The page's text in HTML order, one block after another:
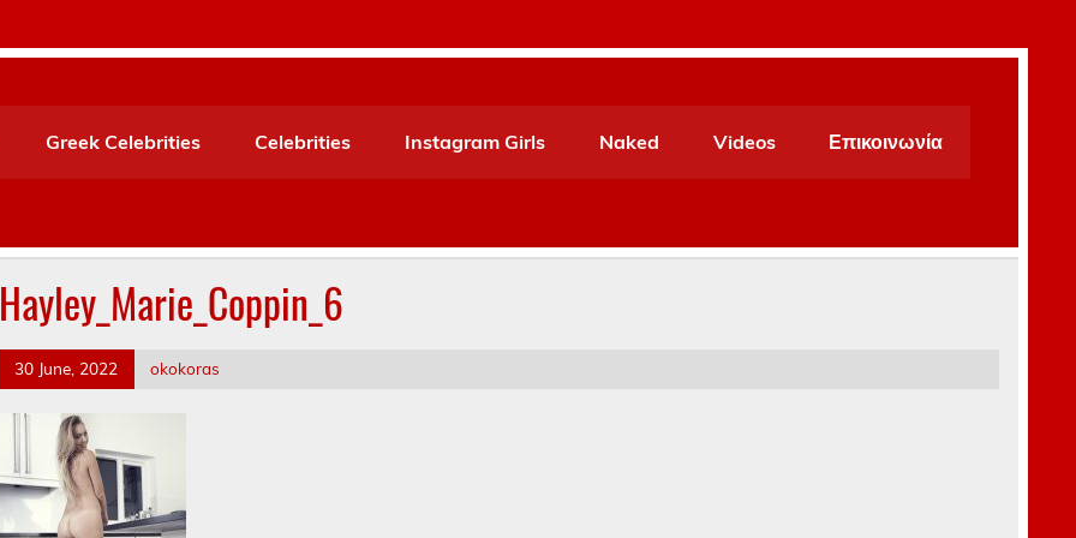
Greek Celebrities Celebrities Instagram Girls Naked Videos Επικοινωνία
Hayley_Marie_Coppin_6
30 June, 2022 okokoras